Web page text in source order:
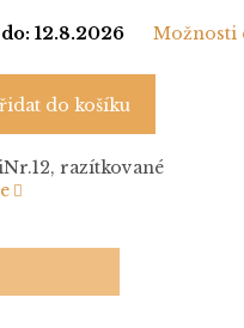
12.8.2026 Možnosti
do košíku
razítkované